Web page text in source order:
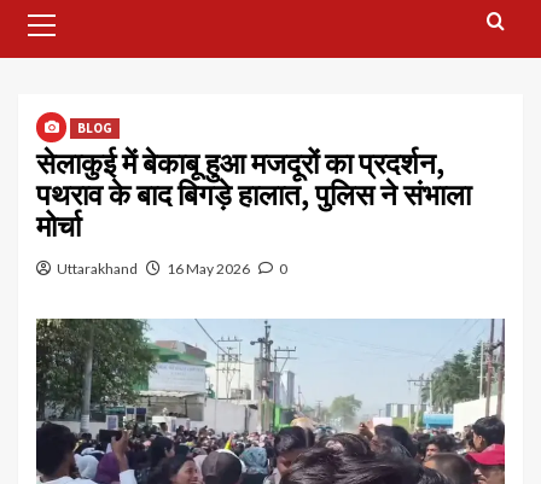
Menu
BLOG
सेलाकुई में बेकाबू हुआ मजदूरों का प्रदर्शन,
पथराव के बाद बिगड़े हालात, पुलिस ने संभाला
मोर्चा
Uttarakhand 16 May 2026 0